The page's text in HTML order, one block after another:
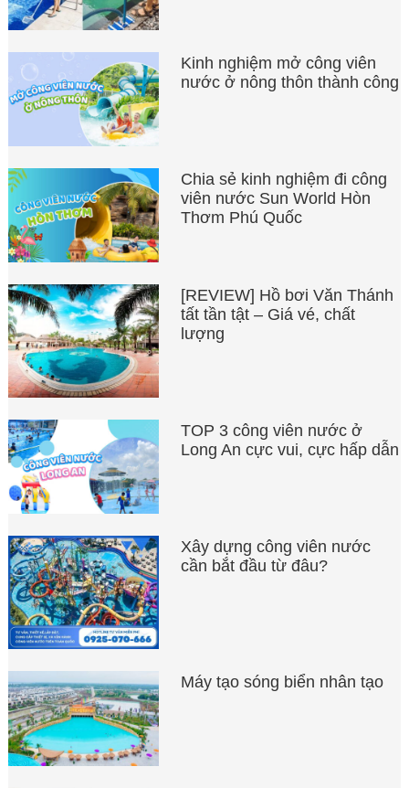
Kinh nghiệm mở công viên
nước ở nông thôn thành công
Chia sẻ kinh nghiệm đi công
viên nước Sun World Hòn
Thơm Phú Quốc
[REVIEW] Hồ bơi Văn Thánh
tất tần tật – Giá vé, chất
lượng
TOP 3 công viên nước ở
Long An cực vui, cực hấp dẫn
Xây dựng công viên nước
cần bắt đầu từ đâu?
Máy tạo sóng biển nhân tạo